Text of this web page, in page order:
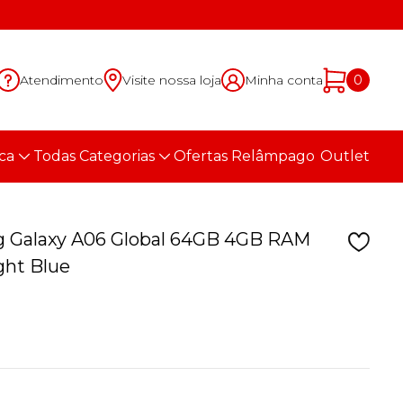
Atendimento Visite nossa loja Minha conta 0
Todas Categorias Ofertas Relâmpago Outlet
A06 Global 64GB 4GB RAM
Blue